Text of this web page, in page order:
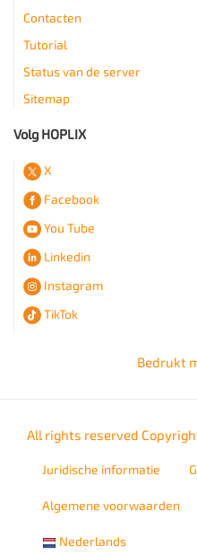
Contacten
Tutorial
Status van de server
Sitemap
Volg HOPLIX
X
Facebook
You Tube
Linkedin
Instagram
TikTok
Bedrukt
All rights reserved
Juridische informatie
Algemene voorwaarden
Nederlands